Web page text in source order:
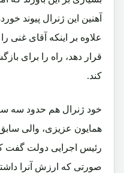
آهنین این ژنرال پیوند
علاوه بر اینکه آقای غنی
قرار دهد، راه را برای
کند.
خود ژنرال هم حدود سه
همایون عزیزی، والی سابق
رئیس اجرایی دولت گفت
صورتی که ارزش آنرا